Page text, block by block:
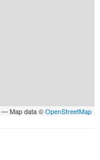
— Map data ©OpenStreetMap